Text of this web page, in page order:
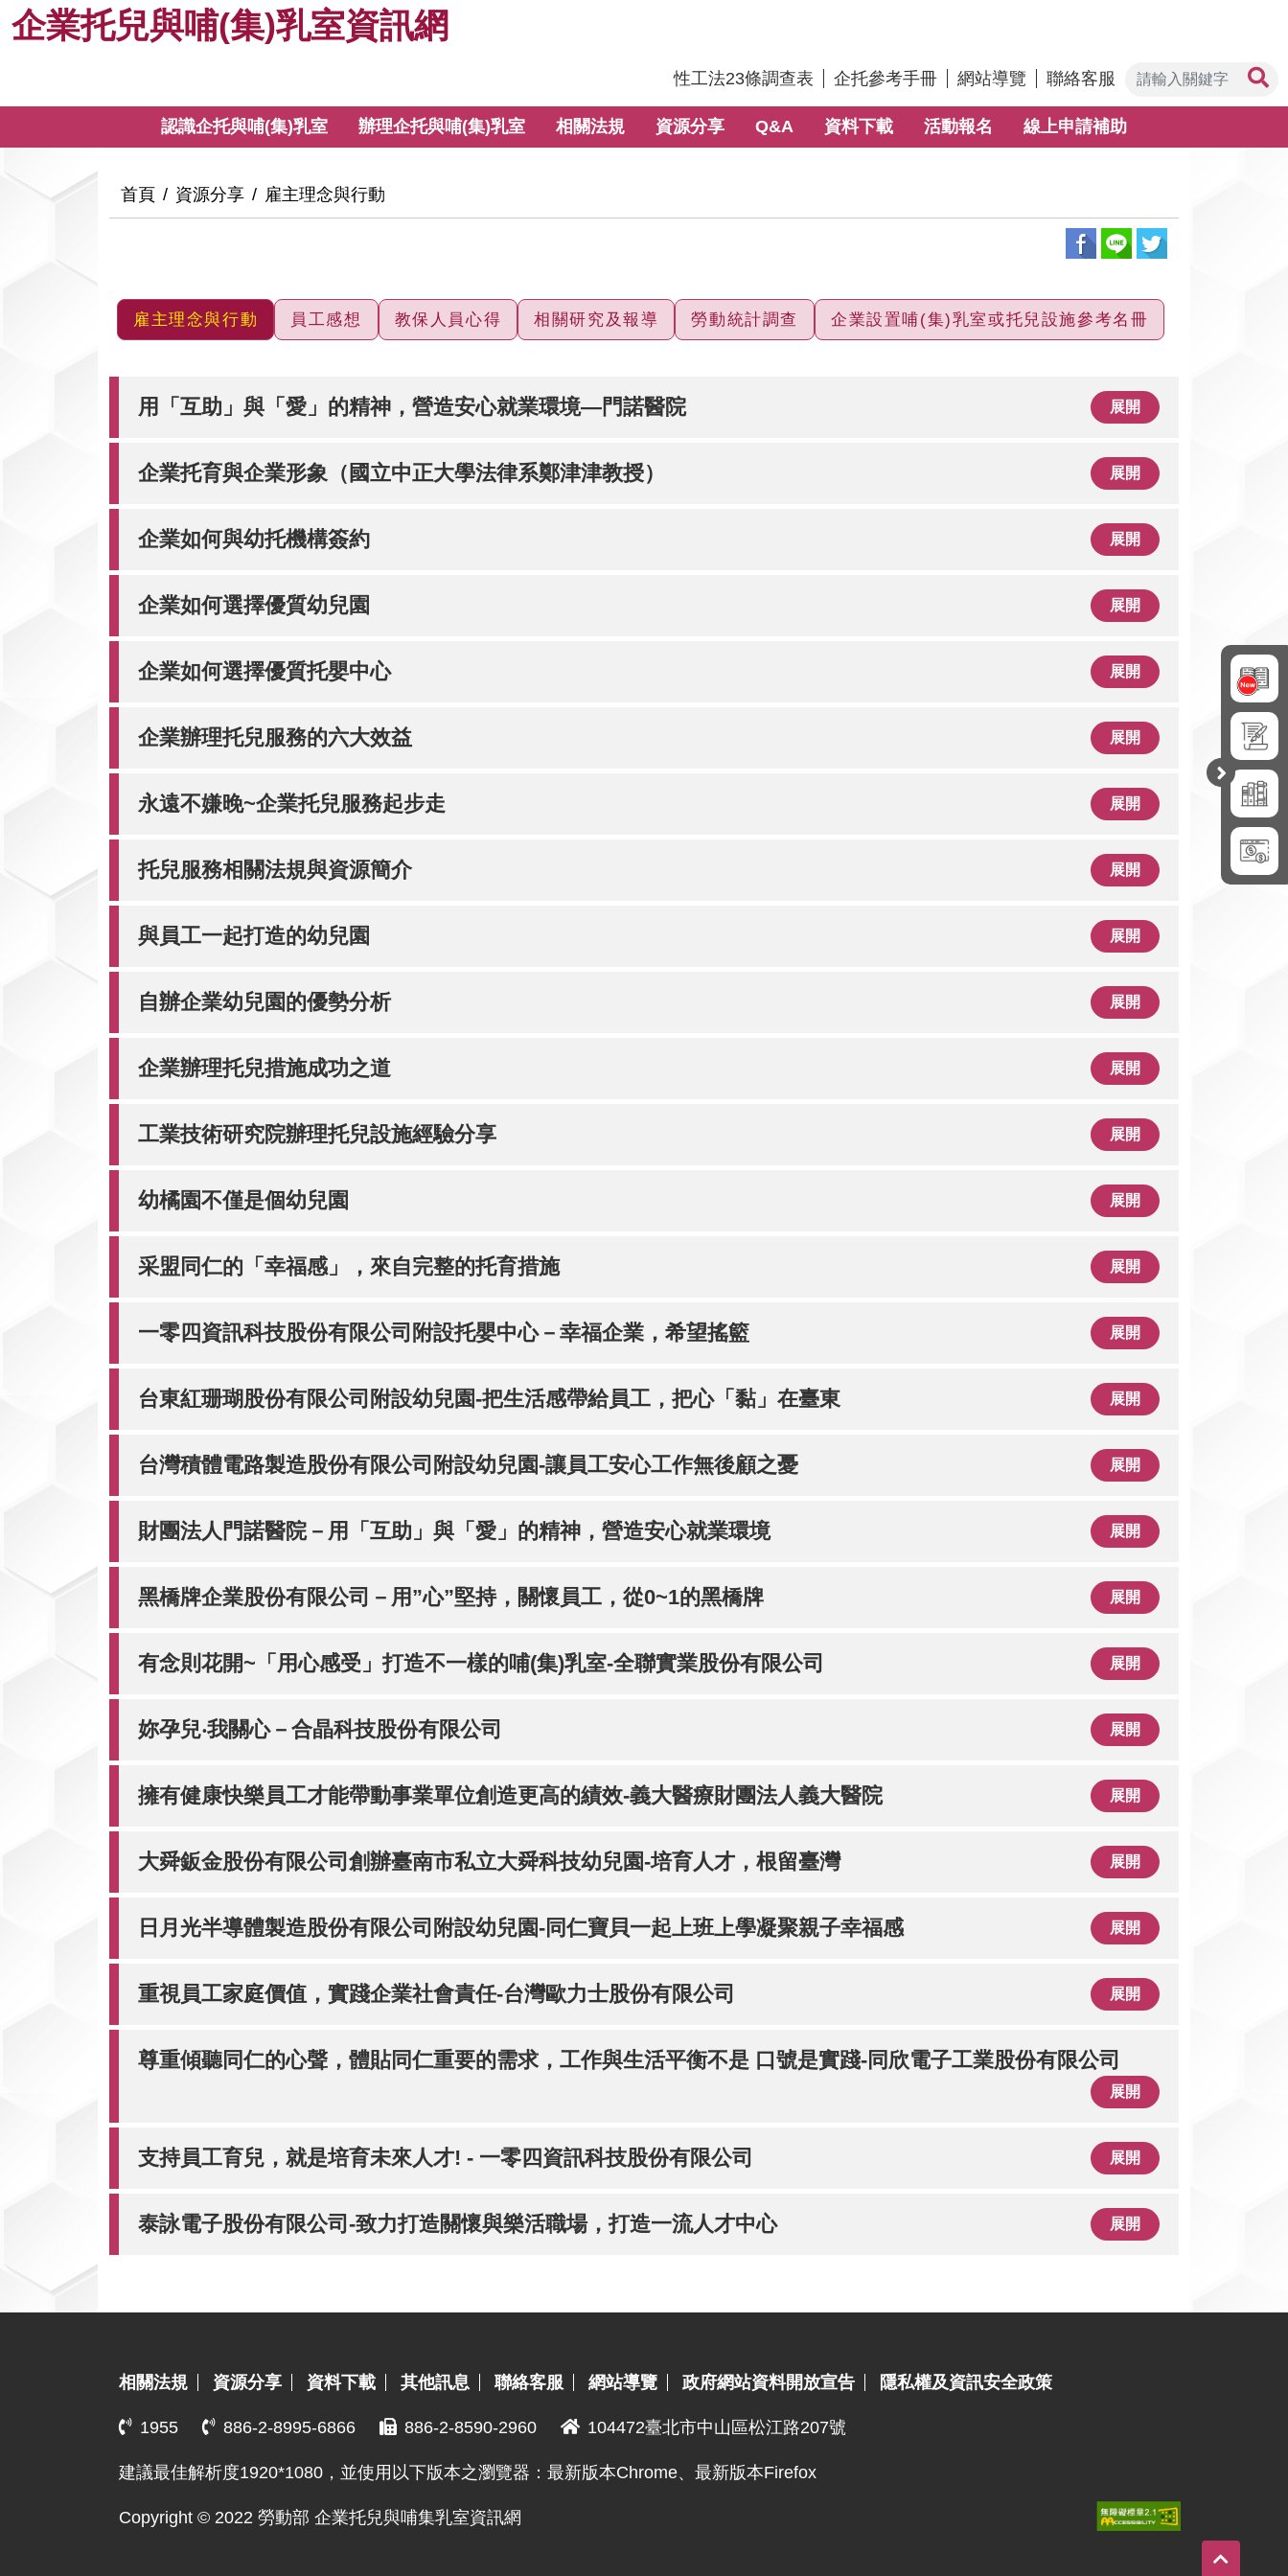
到企
托
兒
企業托兒與哺(集)乳室資訊網
:::
性工法23條調查表 企托參考手冊 網站導覽 聯絡客服
認識企托與哺(集)乳室 辦理企托與哺(集)乳室 相關法規 資源分享 Q&A 資料下載 活動報名 線上申請補助
:::
首頁 資源分享 雇主理念與行動
雇主理念與行動 員工感想 教保人員心得 相關研究及報導 勞動統計調查 企業設置哺(集)乳室或托兒設施參考名冊
用「互助」與「愛」的精神，營造安心就業環境—門諾醫院 展開
企業托育與企業形象（國立中正大學法律系鄭津津教授） 展開
企業如何與幼托機構簽約 展開
企業如何選擇優質幼兒園 展開
企業如何選擇優質托嬰中心 展開
企業辦理托兒服務的六大效益 展開
永遠不嫌晚~企業托兒服務起步走 展開
托兒服務相關法規與資源簡介 展開
與員工一起打造的幼兒園 展開
自辦企業幼兒園的優勢分析 展開
企業辦理托兒措施成功之道 展開
工業技術研究院辦理托兒設施經驗分享 展開
幼橘園不僅是個幼兒園 展開
采盟同仁的「幸福感」，來自完整的托育措施 展開
一零四資訊科技股份有限公司附設托嬰中心－幸福企業，希望搖籃 展開
台東紅珊瑚股份有限公司附設幼兒園-把生活感帶給員工，把心「黏」在臺東 展開
台灣積體電路製造股份有限公司附設幼兒園-讓員工安心工作無後顧之憂 展開
財團法人門諾醫院－用「互助」與「愛」的精神，營造安心就業環境 展開
黑橋牌企業股份有限公司－用”心”堅持，關懷員工，從0~1的黑橋牌 展開
有念則花開~「用心感受」打造不一樣的哺(集)乳室-全聯實業股份有限公司 展開
妳孕兒‧我關心－合晶科技股份有限公司 展開
擁有健康快樂員工才能帶動事業單位創造更高的績效-義大醫療財團法人義大醫院 展開
大舜鈑金股份有限公司創辦臺南市私立大舜科技幼兒園-培育人才，根留臺灣 展開
日月光半導體製造股份有限公司附設幼兒園-同仁寶貝一起上班上學凝聚親子幸福感 展開
重視員工家庭價值，實踐企業社會責任-台灣歐力士股份有限公司 展開
尊重傾聽同仁的心聲，體貼同仁重要的需求，工作與生活平衡不是 口號是實踐-同欣電子工業股份有限公司
展開
支持員工育兒，就是培育未來人才! - 一零四資訊科技股份有限公司 展開
泰詠電子股份有限公司-致力打造關懷與樂活職場，打造一流人才中心 展開
:::
相關法規 資源分享 資料下載 其他訊息 聯絡客服 網站導覽 政府網站資料開放宣告 隱私權及資訊安全政策
1955 886-2-8995-6866 886-2-8590-2960 104472臺北市中山區松江路207號
建議最佳解析度1920*1080，並使用以下版本之瀏覽器：最新版本Chrome、最新版本Firefox
Copyright © 2022 勞動部 企業托兒與哺集乳室資訊網
開